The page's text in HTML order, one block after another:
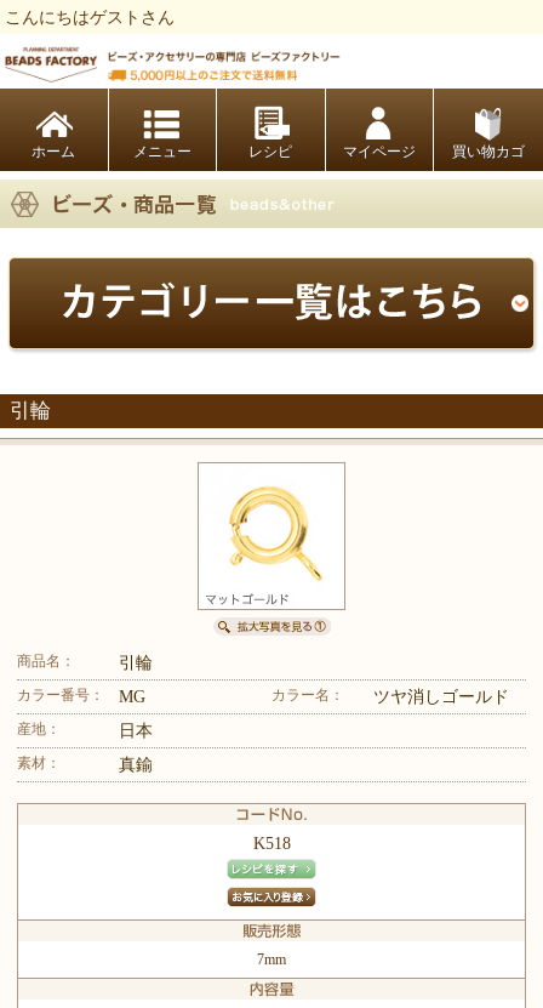
こんにちはゲストさん
ホーム レシピ マイページ 買い物カゴ
引輪
商品名： 引輪
カラー番号： MG カラー名： ツヤ消しゴールド
産地： 日本
素材： 真鍮
K518
7mm